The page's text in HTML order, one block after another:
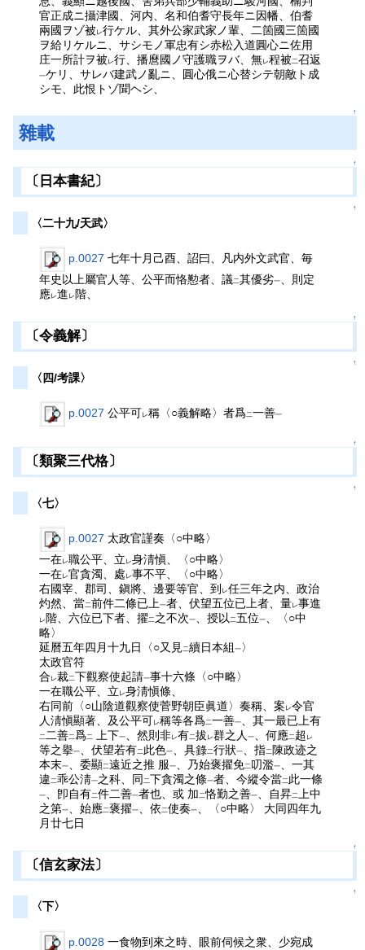
官正成ニ攝津國、河内、名和伯耆守長年ニ因幡、伯耆
兩國ヲゾ被 レ行ケル、其外公家武家ノ輩、二箇國三箇國
ヲ給リケルニ、サシモノ軍忠有シ赤松入道圓心ニ佐用
庄一所計ヲ被 レ行、播麿國ノ守護職ヲバ、無レ程被 二召返
一ケリ、サレバ建武ノ亂ニ、圓心俄ニ心替シテ朝敵ト成
シモ、此恨トゾ聞ヘシ、
↑
雜載
↑
〔日本書紀〕
↑
〈二十九/天武〉
p.0027 七年十月己酉、詔曰、凡内外文武官、毎
年史以上屬官人等、公平而恪懃者、議二其優劣一、則定
應レ進 レ 階、
↑
〔令義解〕
↑
〈四/考課〉
p.0027 公平可レ稱〈○義解略〉者爲二一善一
↑
〔類聚三代格〕
↑
〈七〉
p.0027 太政官謹奏〈○中略〉
一在レ職公平、立 レ身淸愼、〈○中略〉
一在レ官貪濁、處 レ事不平、〈○中略〉
右國宰、郡司、鎭將、邊要等官、到 レ任三年之内、政治
灼然、當二前件二條已上一者、伏望五位已上者、量レ事進
レ 階、六位已下者、擢二之不次一、授以二五位一、〈○中
略〉
延曆五年四月十九日〈○又見二續日本組一 〉
太政官符
合 レ裁二下觀察使起請一事十六條〈○中略〉
一在職公平、立 レ身淸愼條、
右同前〈○山陰道觀察使菅野朝臣眞道〉奏稱、案 レ令官
人淸愼顯著、及公平可レ稱等各爲二一善一、其一最已上有
二二善二爲二 上下一、然則非レ有二拔 レ群之人一、何應二超 レ
等之擧一、伏望若有二此色一、具錄二行狀一、指二陳政迹之
本末一、委顯二遠近之推 服一、乃始褒擢免二叨濫一、一其
違二乖公淸一之科、同二下貪濁之條一者、今縱令當二此一條
一、卽自有二件二善一者也、或 加二恪勤之善一、自昇二上中
之第一、始應二褒擢一、依二使奏一、〈○中略〉 大同四年九
月廿七日
↑
〔信玄家法〕
↑
〈下〉
p.0028 一食物到來之時、眼前伺候之衆、少宛成